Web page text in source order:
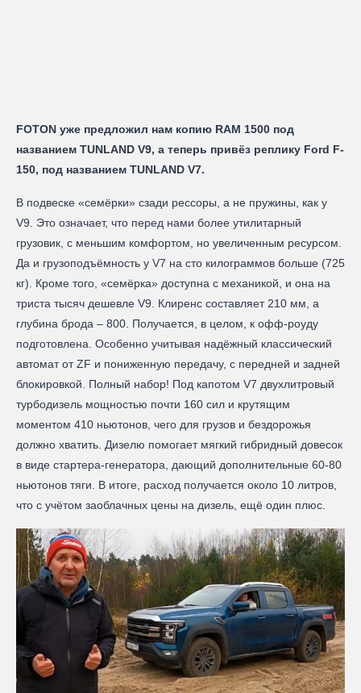
FOTON уже предложил нам копию RAM 1500 под
названием TUNLAND V9, а теперь привёз реплику Ford F-
150, под названием TUNLAND V7.
В подвеске «семёрки» сзади рессоры, а не пружины, как у
V9. Это означает, что перед нами более утилитарный
грузовик, с меньшим комфортом, но увеличенным ресурсом.
Да и грузоподъёмность у V7 на сто килограммов больше (725
кг). Кроме того, «семёрка» доступна с механикой, и она на
триста тысяч дешевле V9. Клиренс составляет 210 мм, а
глубина брода – 800. Получается, в целом, к офф-роуду
подготовлена. Особенно учитывая надёжный классический
автомат от ZF и пониженную передачу, с передней и задней
блокировкой. Полный набор! Под капотом V7 двухлитровый
турбодизель мощностью почти 160 сил и крутящим
моментом 410 ньютонов, чего для грузов и бездорожья
должно хватить. Дизелю помогает мягкий гибридный довесок
в виде стартера-генератора, дающий дополнительные 60-80
ньютонов тяги. В итоге, расход получается около 10 литров,
что с учётом заоблачных цены на дизель, ещё один плюс.